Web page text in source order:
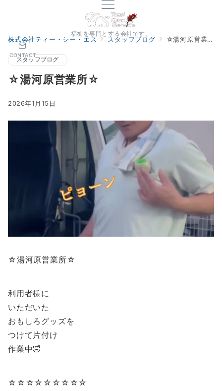
福祉を専門とする会社です。
CONTACT
株式会社ティー・シー・エス スタッフブログ ☆湯河原営業所☆
スタッフブログ
☆湯河原営業所☆
2026年1月15日
☆湯河原営業所☆
利用者様に
いただいた
おもしろグッズを
つけて片付け
作業中🤣
☆☆☆☆☆☆☆☆☆